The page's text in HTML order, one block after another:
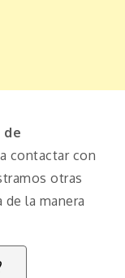
de
contactar con
otras
la manera